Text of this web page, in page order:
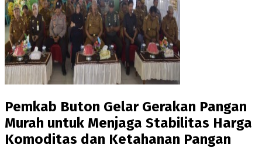
Pemkab Buton Gelar Gerakan Pangan
Murah untuk Menjaga Stabilitas Harga
Komoditas dan Ketahanan Pangan